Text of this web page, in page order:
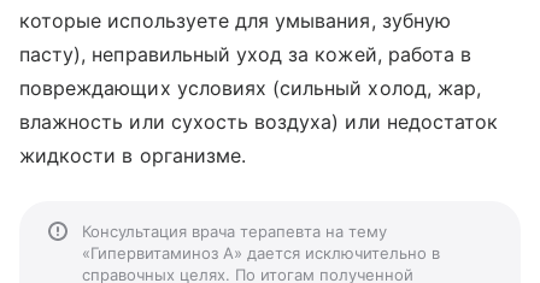
которые используете для умывания, зубную
пасту), неправильный уход за кожей, работа в
повреждающих условиях (сильный холод, жар,
влажность или сухость воздуха) или недостаток
жидкости в организме.
Консультация врача терапевта на тему
«Гипервитаминоз А» дается исключительно в
справочных целях. По итогам полученной